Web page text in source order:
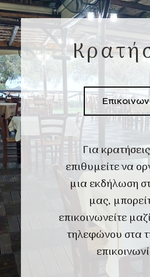
Για
επιθυμείτε να
μια εκδήλωση
μας,
επικοινωνείτε
τηλεφώνου στα